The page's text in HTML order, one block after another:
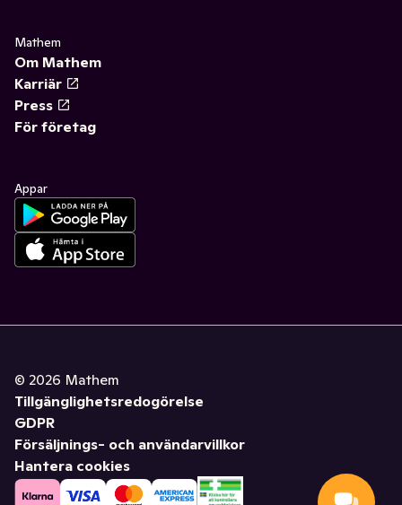
Mathem
Om Mathem
Karriär
Press
För företag
Appar
© 2026 Mathem
Tillgänglighetsredogörelse
GDPR
Försäljnings- och användarvillkor
Hantera cookies